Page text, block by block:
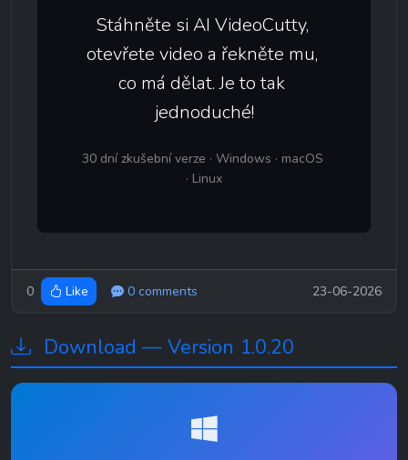
Stáhněte si AI VideoCutty,
otevřete video a řekněte mu,
co má dělat. Je to tak
jednoduché!
30 dní zkušební verze · Windows · macOS
· Linux
0 Like 0 comments 23-06-2026
Download — Version 1.0.20